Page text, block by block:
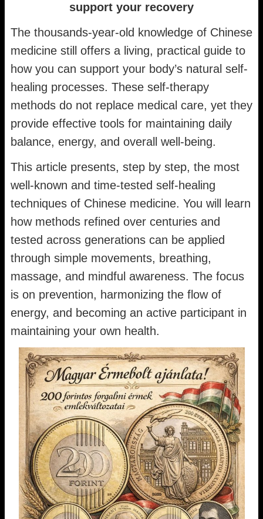
support your recovery
The thousands-year-old knowledge of Chinese
medicine still offers a living, practical guide to
how you can support your body’s natural self-
healing processes. These self-therapy
methods do not replace medical care, yet they
provide effective tools for maintaining daily
balance, energy, and overall well-being.
This article presents, step by step, the most
well-known and time-tested self-healing
techniques of Chinese medicine. You will learn
how methods refined over centuries and
tested across generations can be applied
through simple movements, breathing,
massage, and mindful awareness. The focus
is on prevention, harmonizing the flow of
energy, and becoming an active participant in
maintaining your own health.